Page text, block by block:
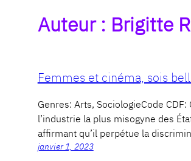
Auteur : Brigitte
Femmes et cinéma, sois
Genres: Arts, SociologieCode
l’industrie la plus misogyne des
affirmant qu’il perpétue la
janvier 1, 2023